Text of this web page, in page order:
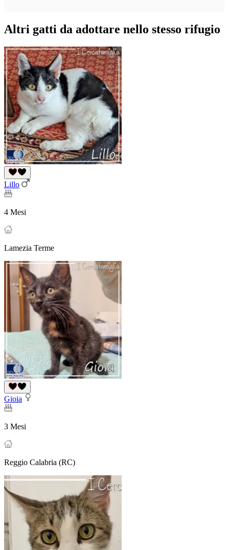
Altri gatti da adottare nello stesso rifugio
Lillo
4 Mesi
Lamezia Terme
Gioia
3 Mesi
Reggio Calabria (RC)